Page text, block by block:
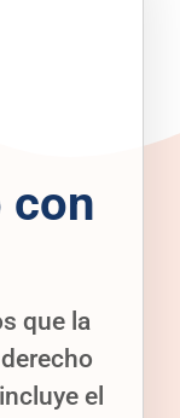
con
que la
el